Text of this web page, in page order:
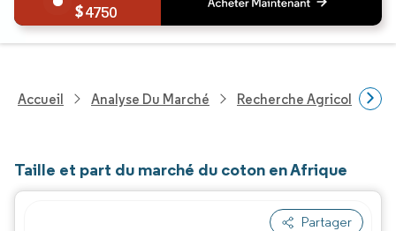
4750
Accueil Analyse Du Marché Recherche Agricole
Taille et part du marché du coton en Afrique
Partager